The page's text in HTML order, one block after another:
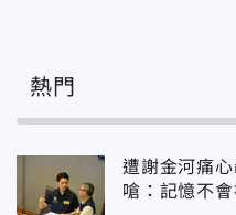
熱門
遭謝金河痛
嗆：記憶不